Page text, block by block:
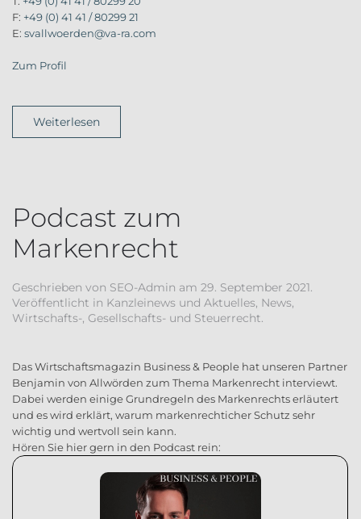
F: +49 (0) 41 41 / 80299 21
E: svallwoerden@va-ra.com
Zum Profil
Weiterlesen
Podcast zum
Markenrecht
Geschrieben von SEO-Admin am 29. September 2021.
Veröffentlicht in Kanzleinews und Aktuelles, News,
Wirtschafts-, Gesellschafts- und Steuerrecht.
Das Wirtschaftsmagazin Business & People hat unseren Partner
Benjamin von Allwörden zum Thema Markenrecht interviewt.
Dabei werden einige Grundregeln des Markenrechts erläutert
und es wird erklärt, warum markenrechticher Schutz sehr
wichtig und wertvoll sein kann.
Hören Sie hier gern in den Podcast rein: